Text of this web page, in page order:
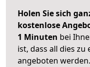
Holen Sie sich
kostenlose
1 Minuten bei
ist, dass all dies
angeboten werden.